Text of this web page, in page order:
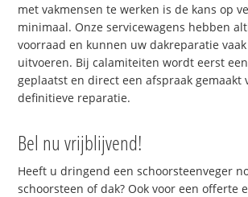
met vakmensen te werken is de kans op
minimaal. Onze servicewagens hebben
voorraad en kunnen uw dakreparatie
uitvoeren. Bij calamiteiten wordt eerst
geplaatst en direct een afspraak gemaakt
definitieve reparatie.
Bel nu vrijblijvend!
Heeft u dringend een schoorsteenveger
schoorsteen of dak? Ook voor een offerte